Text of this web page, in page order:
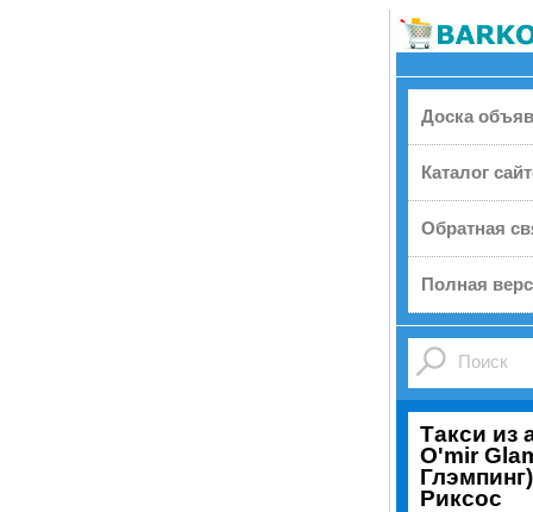
Доска
Каталог
Обратная
Полная
Такси из
O'mir
Риксос